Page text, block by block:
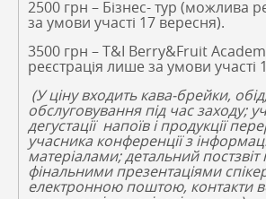
2500 грн – Бізнес- тур (можлива
за умови участі 17 вересня).
3500 грн – T&I Berry&Fruit
реєстрація лише за умови участі
(У ціну входить кава-брейки,
обслуговування під час заходу;
дегустації напоїв і продукції
учасника конференції з
матеріалами; детальний постзвіт
фінальними презентаціями
електронною поштою, контакти